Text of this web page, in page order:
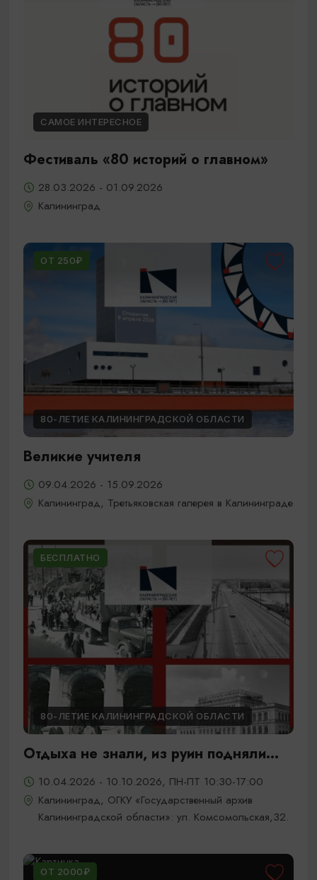
САМОЕ ИНТЕРЕСНОЕ
Фестиваль «80 историй о главном»
28.03.2026 - 01.09.2026
Калининград
ОТ 250₽
80-ЛЕТИЕ КАЛИНИНГРАДСКОЙ ОБЛАСТИ
Великие учителя
09.04.2026 - 15.09.2026
Калининград, Третьяковская галерея в Калининграде
БЕСПЛАТНО
80-ЛЕТИЕ КАЛИНИНГРАДСКОЙ ОБЛАСТИ
Отдыха не знали, из руин подняли...
10.04.2026 - 10.10.2026, ПН-ПТ 10:30-17:00
Калининград, ОГКУ «Государственный архив
Калининградской области»: ул. Комсомольская,32.
ОТ 2000₽